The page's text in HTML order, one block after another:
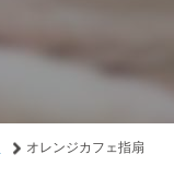
オレンジカフェ指扇